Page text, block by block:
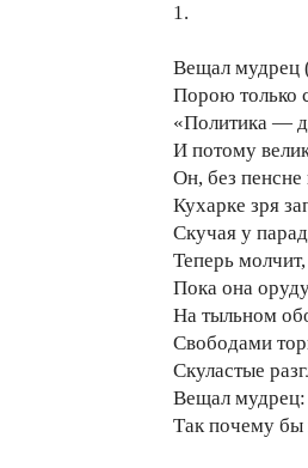
1.
Вещал мудрец
Порою только
«Политика —
И потому
Он, без
Кухарке зря
Скучая у
Теперь
Пока она
На тыльном
Свободами
Скуластые
Вещал
Так почему бы